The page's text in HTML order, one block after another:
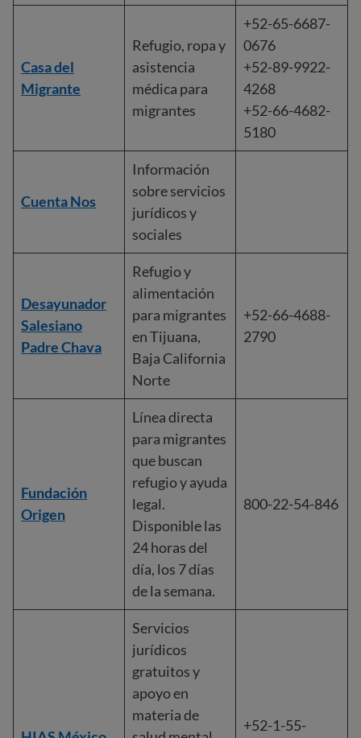
Casa del
Migrante
Refugio, ropa y
asistencia
médica para
migrantes
+52-65-6687-
0676
+52-89-9922-
4268
+52-66-4682-
5180
Cuenta Nos
Información
sobre servicios
jurídicos y
sociales
Desayunador
Salesiano
Padre Chava
Refugio y
alimentación
para migrantes
en Tijuana,
Baja California
Norte
+52-66-4688-
2790
Fundación
Origen
Línea directa
para migrantes
que buscan
refugio y ayuda
legal.
Disponible las
24 horas del
día, los 7 días
de la semana.
800-22-54-846
Servicios
jurídicos
gratuitos y
apoyo en
materia de
+52-1-55-